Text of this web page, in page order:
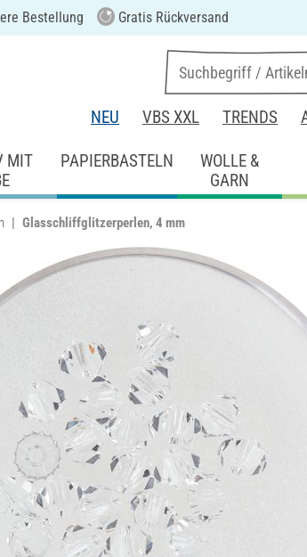
Bestellung Gratis Rückversand
NEU VBS XXL TRENDS
MIT
PAPIERBASTELN
WOLLE &
GARN
Glasschliffglitzerperlen, 4 mm